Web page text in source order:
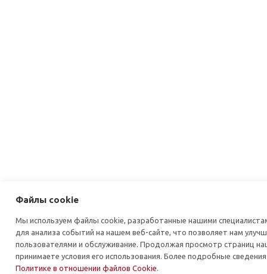
Файлы cookie
Мы используем файлы cookie, разработанные нашими
для анализа событий на нашем веб-сайте, что позволяет нам
пользователями и обслуживание. Продолжая просмотр страниц
принимаете условия его использования. Более подробные
Политике в отношении файлов Cookie.